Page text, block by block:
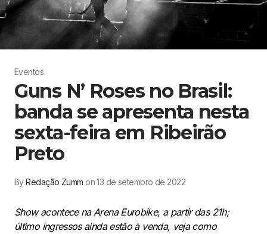
Eventos
Guns N’ Roses no Brasil:
banda se apresenta nesta
sexta-feira em Ribeirão
Preto
ByRedação Zumm on 13 de setembro de 2022
Show acontece na Arena Eurobike, a partir das 21h;
último ingressos ainda estão à venda, veja como